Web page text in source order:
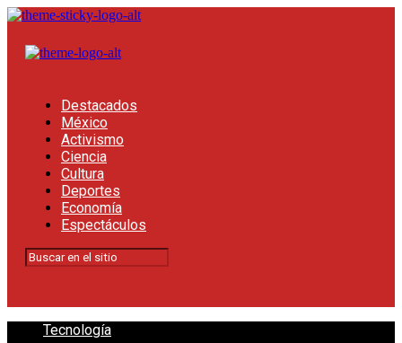
Destacados
México
Activismo
Ciencia
Cultura
Deportes
Economía
Espectáculos
Tecnología